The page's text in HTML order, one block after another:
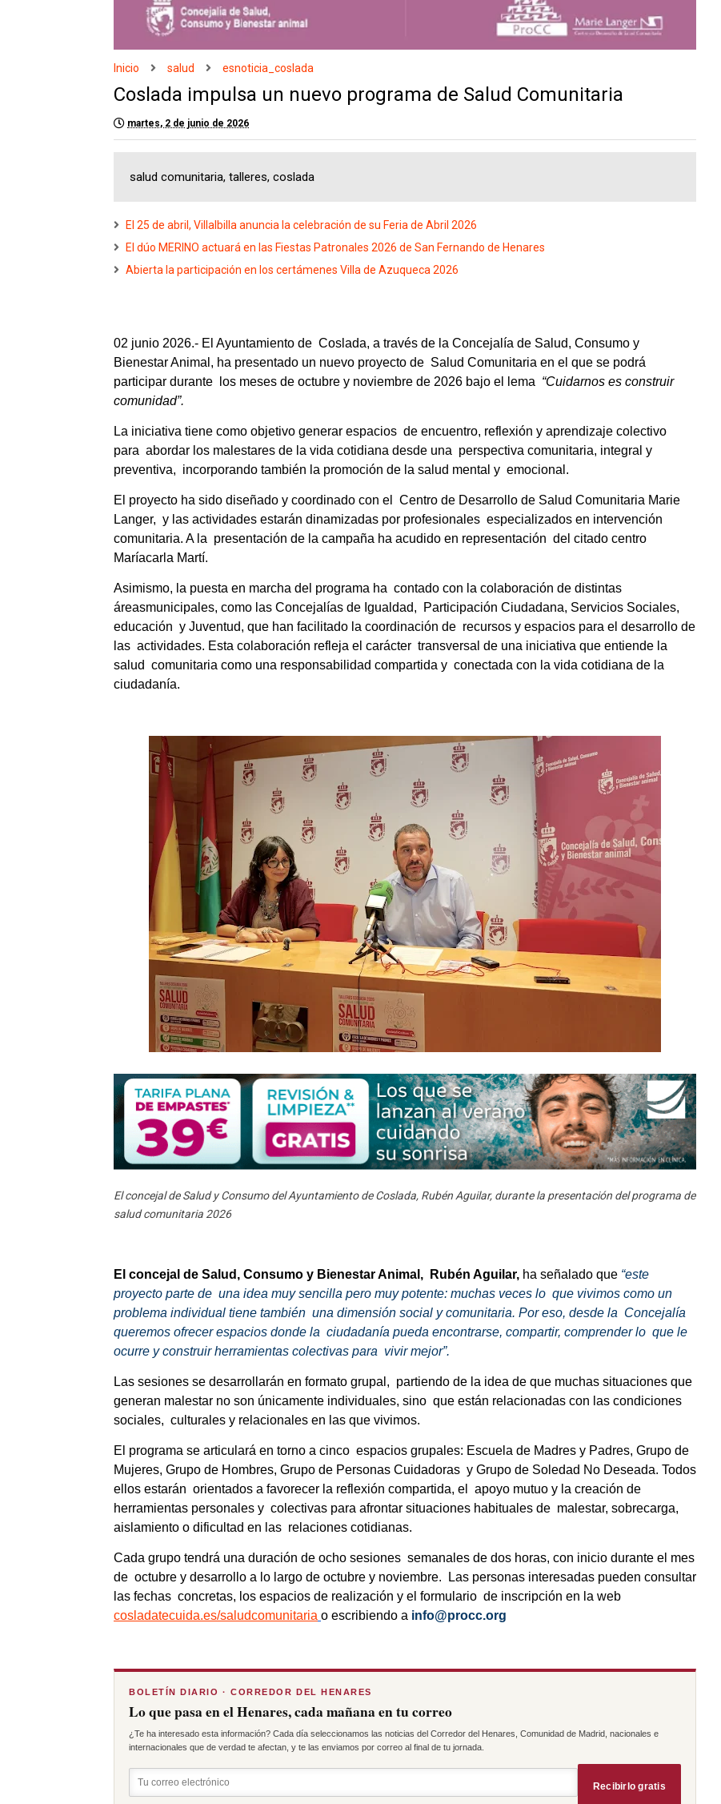
Inicio salud esnoticia_coslada
Coslada impulsa un nuevo programa de Salud Comunitaria
martes, 2 de junio de 2026
salud comunitaria, talleres, coslada
El 25 de abril, Villalbilla anuncia la celebración de su Feria de Abril 2026
El dúo MERINO actuará en las Fiestas Patronales 2026 de San Fernando de Henares
Abierta la participación en los certámenes Villa de Azuqueca 2026
02 junio 2026.- El Ayuntamiento de  Coslada, a través de la Concejalía de Salud, Consumo y
Bienestar Animal, ha presentado un nuevo proyecto de  Salud Comunitaria en el que se podrá
participar durante  los meses de octubre y noviembre de 2026 bajo el lema “Cuidarnos es construir
comunidad”.
La iniciativa tiene como objetivo generar espacios  de encuentro, reflexión y aprendizaje colectivo
para  abordar los malestares de la vida cotidiana desde una  perspectiva comunitaria, integral y
preventiva,  incorporando también la promoción de la salud mental y  emocional.
El proyecto ha sido diseñado y coordinado con el  Centro de Desarrollo de Salud Comunitaria Marie
Langer,  y las actividades estarán dinamizadas por profesionales  especializados en intervención
comunitaria. A la  presentación de la campaña ha acudido en representación  del citado centro
Maríacarla Martí.
Asimismo, la puesta en marcha del programa ha  contado con la colaboración de distintas
áreasmunicipales, como las Concejalías de Igualdad,  Participación Ciudadana, Servicios Sociales,
educación  y Juventud, que han facilitado la coordinación de  recursos y espacios para el desarrollo de
las  actividades. Esta colaboración refleja el carácter  transversal de una iniciativa que entiende la
salud  comunitaria como una responsabilidad compartida y  conectada con la vida cotidiana de la
ciudadanía.
El concejal de Salud y Consumo del Ayuntamiento de Coslada, Rubén Aguilar, durante la presentación del programa de
salud comunitaria 2026
El concejal de Salud, Consumo y Bienestar Animal,  Rubén Aguilar, ha señalado que “este
proyecto parte de  una idea muy sencilla pero muy potente: muchas veces lo  que vivimos como un
problema individual tiene también  una dimensión social y comunitaria. Por eso, desde la  Concejalía
queremos ofrecer espacios donde la  ciudadanía pueda encontrarse, compartir, comprender lo  que le
ocurre y construir herramientas colectivas para  vivir mejor”.
Las sesiones se desarrollarán en formato grupal,  partiendo de la idea de que muchas situaciones que
generan malestar no son únicamente individuales, sino  que están relacionadas con las condiciones
sociales,  culturales y relacionales en las que vivimos.
El programa se articulará en torno a cinco  espacios grupales: Escuela de Madres y Padres, Grupo de
Mujeres, Grupo de Hombres, Grupo de Personas Cuidadoras  y Grupo de Soledad No Deseada. Todos
ellos estarán  orientados a favorecer la reflexión compartida, el  apoyo mutuo y la creación de
herramientas personales y  colectivas para afrontar situaciones habituales de  malestar, sobrecarga,
aislamiento o dificultad en las  relaciones cotidianas.
Cada grupo tendrá una duración de ocho sesiones  semanales de dos horas, con inicio durante el mes
de  octubre y desarrollo a lo largo de octubre y noviembre.  Las personas interesadas pueden consultar
cosladatecuida.es/saludcomunitaria o escribiendo a info@procc.org
BOLETÍN DIARIO · CORREDOR DEL HENARES
Lo que pasa en el Henares, cada mañana en tu correo
¿Te ha interesado esta información? Cada día seleccionamos las noticias del Corredor del Henares, Comunidad de Madrid, nacionales e
internacionales que de verdad te afectan, y te las enviamos por correo al final de tu jornada.
Recibirlo gratis